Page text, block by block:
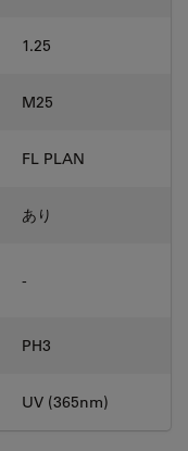
1.25
M25
FL PLAN
あり
-
PH3
UV (365nm)